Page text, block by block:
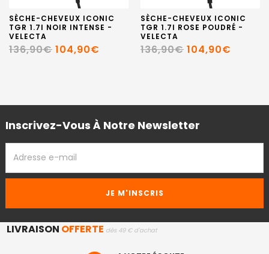
SÈCHE-CHEVEUX ICONIC
TGR 1.7I NOIR INTENSE -
VELECTA
136,90€ 104,90€
SÈCHE-CHEVEUX ICONIC
TGR 1.7I ROSE POUDRÉ -
VELECTA
136,90€ 104,90€
Inscrivez-Vous À Notre Newsletter
EMAIL
LIVRAISON OFFERTE dès 49 € d'achat